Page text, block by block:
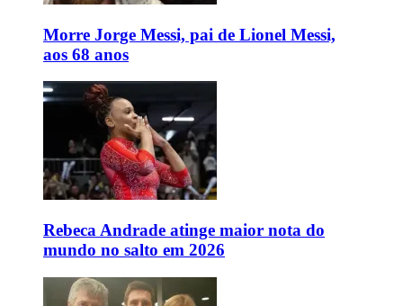
Morre Jorge Messi, pai de Lionel Messi,
aos 68 anos
Rebeca Andrade atinge maior nota do
mundo no salto em 2026